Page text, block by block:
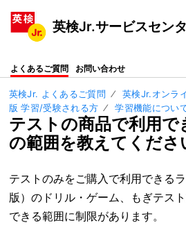
英検Jr.サービスセン
よくあるご質問 お問い合わせ
英検Jr. よくあるご質問 英検Jr.オンラ
版 学習/受験される方
学習機能につい
テストの商品で利用
の範囲を教えてくださ
テストのみをご購入で利用できる
版） のドリル・ゲーム、もぎテス
できる範囲に制限があります。